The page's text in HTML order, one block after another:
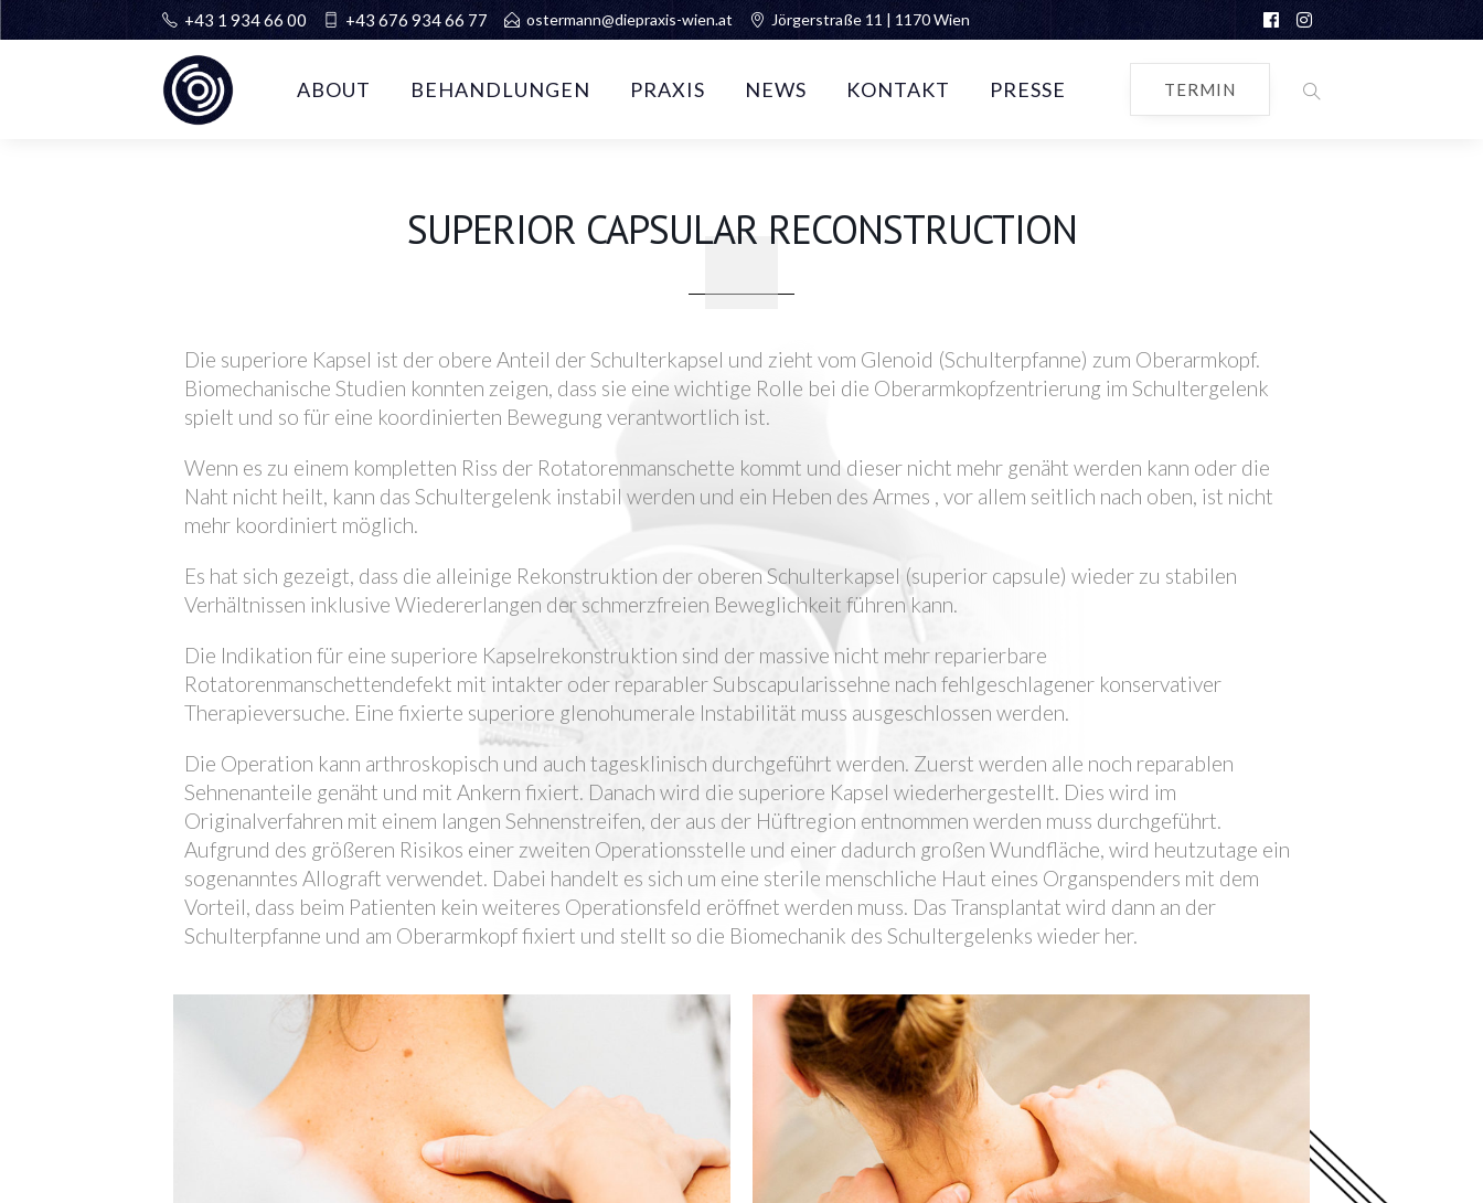
+43 1 934 66 00 +43 676 934 66 77 ostermann@diepraxis-wien.at Jörgerstraße 11 | 1170 Wien
ABOUT BEHANDLUNGEN PRAXIS NEWS KONTAKT PRESSE TERMIN
SUPERIOR CAPSULAR RECONSTRUCTION
Die superiore Kapsel ist der obere Anteil der Schulterkapsel und zieht vom Glenoid (Schulterpfanne) zum Oberarmkopf.
Biomechanische Studien konnten zeigen, dass sie eine wichtige Rolle bei die Oberarmkopfzentrierung im Schultergelenk
spielt und so für eine koordinierten Bewegung verantwortlich ist.
Wenn es zu einem kompletten Riss der Rotatorenmanschette kommt und dieser nicht mehr genäht werden kann oder die
Naht nicht heilt, kann das Schultergelenk instabil werden und ein Heben des Armes , vor allem seitlich nach oben, ist nicht
mehr koordiniert möglich.
Es hat sich gezeigt, dass die alleinige Rekonstruktion der oberen Schulterkapsel (superior capsule) wieder zu stabilen
Verhältnissen inklusive Wiedererlangen der schmerzfreien Beweglichkeit führen kann.
Die Indikation für eine superiore Kapselrekonstruktion sind der massive nicht mehr reparierbare
Rotatorenmanschettendefekt mit intakter oder reparabler Subscapularissehne nach fehlgeschlagener konservativer
Therapieversuche. Eine fixierte superiore glenohumerale Instabilität muss ausgeschlossen werden.
Die Operation kann arthroskopisch und auch tagesklinisch durchgeführt werden. Zuerst werden alle noch reparablen
Sehnenanteile genäht und mit Ankern fixiert. Danach wird die superiore Kapsel wiederhergestellt. Dies wird im
Originalverfahren mit einem langen Sehnenstreifen, der aus der Hüftregion entnommen werden muss durchgeführt.
Aufgrund des größeren Risikos einer zweiten Operationsstelle und einer dadurch großen Wundfläche, wird heutzutage ein
sogenanntes Allograft verwendet. Dabei handelt es sich um eine sterile menschliche Haut eines Organspenders mit dem
Vorteil, dass beim Patienten kein weiteres Operationsfeld eröffnet werden muss. Das Transplantat wird dann an der
Schulterpfanne und am Oberarmkopf fixiert und stellt so die Biomechanik des Schultergelenks wieder her.